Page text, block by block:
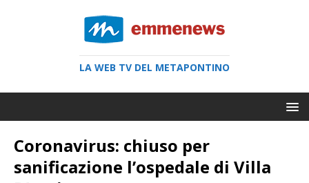
LA WEB TV DEL METAPONTINO
Coronavirus: chiuso per
sanificazione l’ospedale di Villa